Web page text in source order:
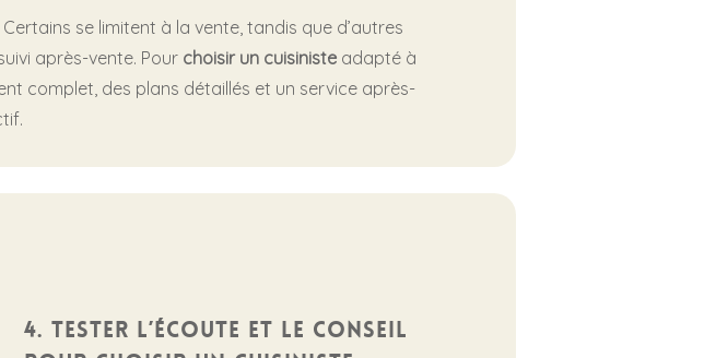
se limitent à la vente, tandis que d’autres
après-vente. Pour choisir un cuisiniste adapté à
complet, des plans détaillés et un service après-
4. Tester l’écoute et le conseil